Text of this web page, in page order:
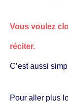
Vous voulez
réciter.
C’est aussi
Pour aller plus